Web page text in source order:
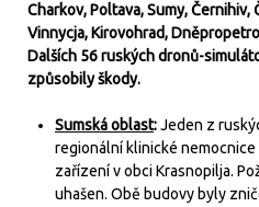
Charkov, Poltava, Sumy, Černihiv,
Vinnycja, Kirovohrad,
Dalších 56 ruských dronů-
způsobily škody.
Sumská oblast:Jeden z
regionální klinické
zařízení v obci Krasnopilja.
uhašen. Obě budovy byly